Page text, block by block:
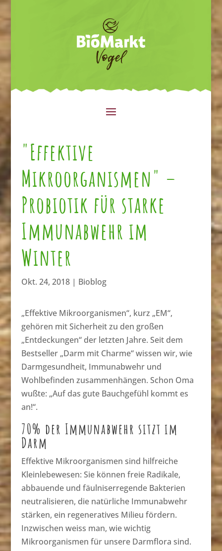
"Effektive
Mikroorganismen" –
Probiotik für starke
Immunabwehr im
Winter
Okt. 24, 2018| Bioblog
„Effektive Mikroorganismen“, kurz „EM“,
gehören mit Sicherheit zu den großen
„Entdeckungen“ der letzten Jahre. Seit dem
Bestseller „Darm mit Charme“ wissen wir, wie
Darmgesundheit, Immunabwehr und
Wohlbefinden zusammenhängen. Schon Oma
wußte: „Auf das gute Bauchgefühl kommt es
an!“.
70% der Immunabwehr sitzt im
Darm
Effektive Mikroorganismen sind hilfreiche
Kleinlebewesen: Sie können freie Radikale,
abbauende und fäulniserregende Bakterien
neutralisieren, die natürliche Immunabwehr
stärken, ein regeneratives Milieu fördern.
Inzwischen weiss man, wie wichtig
Mikroorganismen für unsere Darmflora sind.